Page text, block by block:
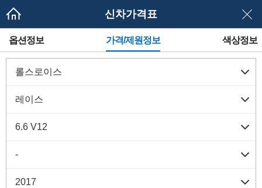
신차가격표
메
뉴
네
이
이
옵션정보 가격/제원정보 색상정보